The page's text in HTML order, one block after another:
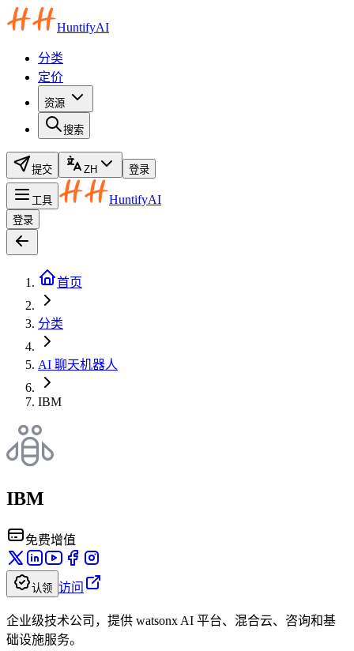
HuntifyAI
分类
定价
资源
搜索
提交 ZH 登录
工具 HuntifyAI
登录
首页
分类
AI 聊天机器人
IBM
IBM
免费增值
认领 访问
企业级技术公司，提供 watsonx AI 平台、混合云、咨询和基
础设施服务。